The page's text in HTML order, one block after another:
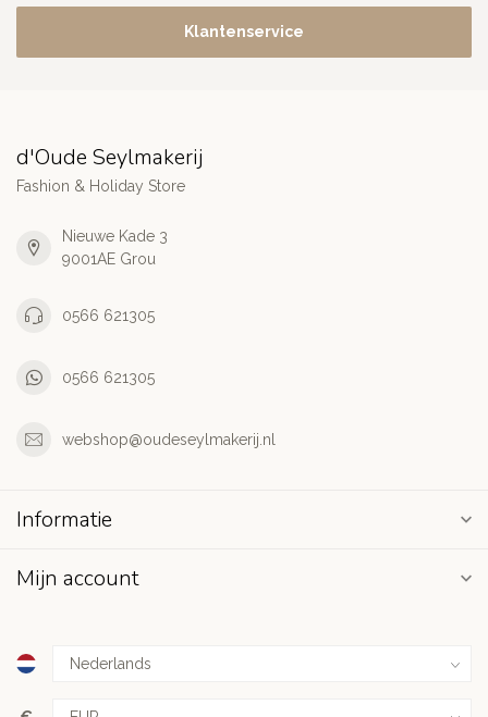
Klantenservice
d'Oude Seylmakerij
Fashion & Holiday Store
Nieuwe Kade 3
9001AE Grou
0566 621305
0566 621305
webshop@oudeseylmakerij.nl
Informatie
Mijn account